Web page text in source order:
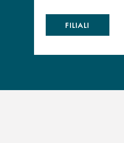
FILIALI